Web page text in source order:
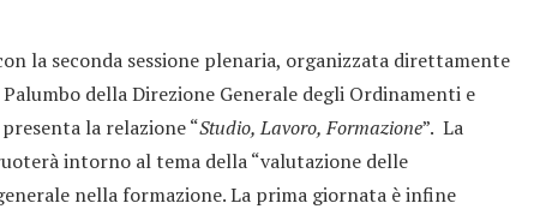
la seconda sessione plenaria, organizzata direttamente
della Direzione Generale degli Ordinamenti e
la relazione “Studio, Lavoro, Formazione”. La
intorno al tema della “valutazione delle
nella formazione. La prima giornata è infine